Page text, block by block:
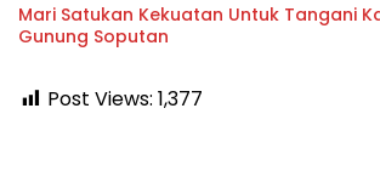
Mari Satukan Kekuatan Untuk Tangani
Gunung Soputan
Post Views: 1,377